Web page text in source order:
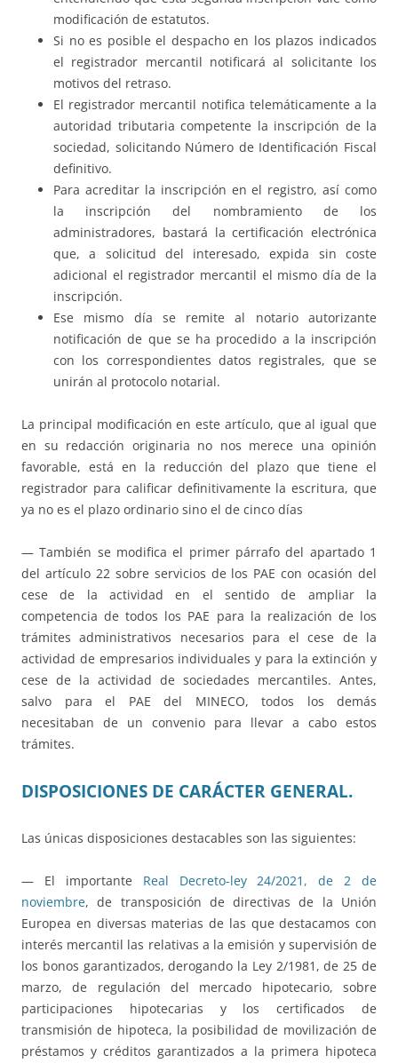
modificación de estatutos.
Si no es posible el despacho en los plazos indicados
el registrador mercantil notificará al solicitante los
motivos del retraso.
El registrador mercantil notifica telemáticamente a la
autoridad tributaria competente la inscripción de la
sociedad, solicitando Número de Identificación Fiscal
definitivo.
Para acreditar la inscripción en el registro, así como
la inscripción del nombramiento de los
administradores, bastará la certificación electrónica
que, a solicitud del interesado, expida sin coste
adicional el registrador mercantil el mismo día de la
inscripción.
Ese mismo día se remite al notario autorizante
notificación de que se ha procedido a la inscripción
con los correspondientes datos registrales, que se
unirán al protocolo notarial.
La principal modificación en este artículo, que al igual que
en su redacción originaria no nos merece una opinión
favorable, está en la reducción del plazo que tiene el
registrador para calificar definitivamente la escritura, que
ya no es el plazo ordinario sino el de cinco días
— También se modifica el primer párrafo del apartado 1
del artículo 22 sobre servicios de los PAE con ocasión del
cese de la actividad en el sentido de ampliar la
competencia de todos los PAE para la realización de los
trámites administrativos necesarios para el cese de la
actividad de empresarios individuales y para la extinción y
cese de la actividad de sociedades mercantiles. Antes,
salvo para el PAE del MINECO, todos los demás
necesitaban de un convenio para llevar a cabo estos
trámites.
DISPOSICIONES DE CARÁCTER GENERAL.
Las únicas disposiciones destacables son las siguientes:
— El importante Real Decreto-ley 24/2021, de 2 de
noviembre, de transposición de directivas de la Unión
Europea en diversas materias de las que destacamos con
interés mercantil las relativas a la emisión y supervisión de
los bonos garantizados, derogando la Ley 2/1981, de 25 de
marzo, de regulación del mercado hipotecario, sobre
participaciones hipotecarias y los certificados de
transmisión de hipoteca, la posibilidad de movilización de
préstamos y créditos garantizados a la primera hipoteca